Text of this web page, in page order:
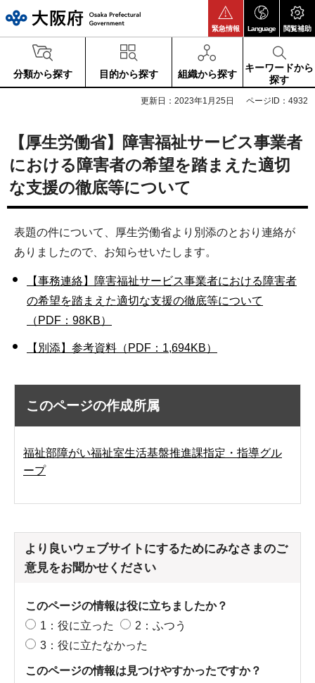
緊急情報 Language 閲覧補助
分類から探す 目的から探す 組織から探す
キーワードから
探す
更新日：2023年1月25日 ページID：4932
【厚生労働省】障害福祉サービス事業者
における障害者の希望を踏まえた適切
な支援の徹底等について
表題の件について、厚生労働省より別添のとおり連絡が
ありましたので、お知らせいたします。
【事務連絡】障害福祉サービス事業者における障害者
の希望を踏まえた適切な支援の徹底等について
（PDF：98KB）
【別添】参考資料（PDF：1,694KB）
このページの作成所属
福祉部障がい福祉室生活基盤推進課指定・指導グル
ープ
より良いウェブサイトにするためにみなさまのご
意見をお聞かせください
このページの情報は役に立ちましたか？
1：役に立った
2：ふつう
3：役に立たなかった
このページの情報は見つけやすかったですか？